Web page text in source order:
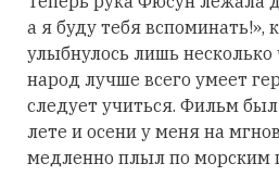
а я буду тебя вспоминать!»,
улыбнулось лишь
народ лучше всего умеет
следует учиться. Фильм
лете и осени у меня на
медленно плыл по морским